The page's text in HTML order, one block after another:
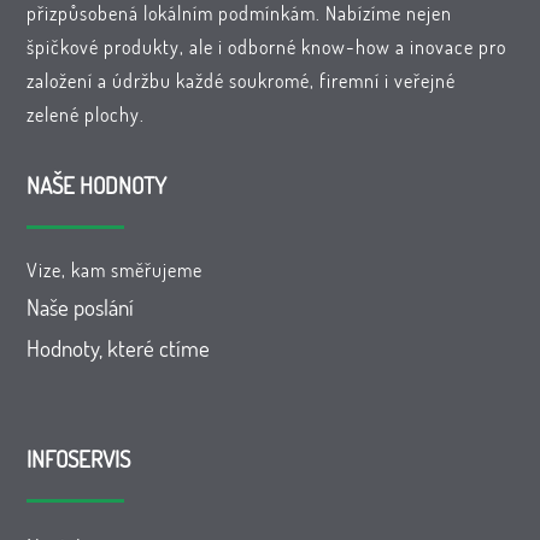
přizpůsobená lokálním podmínkám. Nabízíme nejen
špičkové produkty, ale i odborné know-how a inovace pro
založení a údržbu každé soukromé, firemní i veřejné
zelené plochy.
NAŠE HODNOTY
Vize, kam směřujeme
Naše poslání
Hodnoty, které ctíme
INFOSERVIS